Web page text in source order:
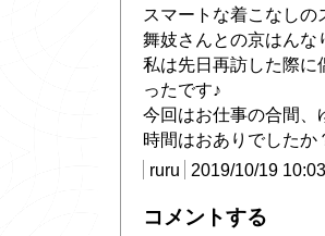
スマートな着こなし
舞妓さんとの京はんな
私は先日再訪した際
ったです♪
今回はお仕事の合間、
時間はおありでしたか
ruru
2019/10/19
コメントする